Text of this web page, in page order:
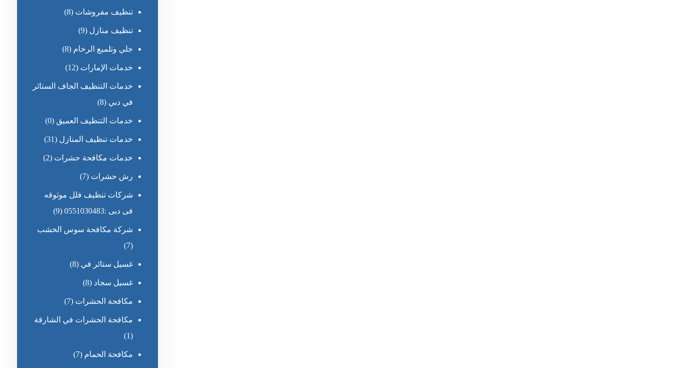
تنظيف مفروشات (8)
تنظيف منازل (9)
جلي وتلميع الرخام (8)
خدمات الإمارات (12)
خدمات التنظيف الجاف الستائر
في دبي (8)
خدمات التنظيف العميق (0)
خدمات تنظيف المنازل (31)
خدمات مكافحة حشرات (2)
رش حشرات (7)
شركات تنظيف فلل موثوقه
فى دبى :0551030483
(9)
شركة مكافحة سوس الخشب
(7)
غسيل ستائر في (8)
غسيل سجاد (8)
مكافحة الحشرات (7)
مكافحة الحشرات في الشارقة
(1)
مكافحة الحمام (7)